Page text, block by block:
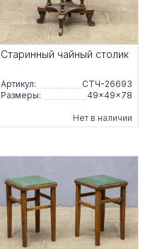
Старинный чайный столик
Артикул:
СТЧ-26693
Размеры:
49×49×78
Нет в наличии